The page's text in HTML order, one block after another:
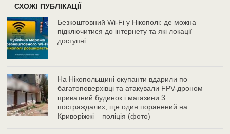
СХОЖІ ПУБЛІКАЦІЇ
Безкоштовний Wi-Fi у Нікополі: де можна
підключитися до інтернету та які локації
доступні
На Нікопольщині окупанти вдарили по
багатоповерхівці та атакували FPV-дроном
приватний будинок і магазини 3
постраждалих, ще один поранений на
Криворіжжі – поліція (фото)